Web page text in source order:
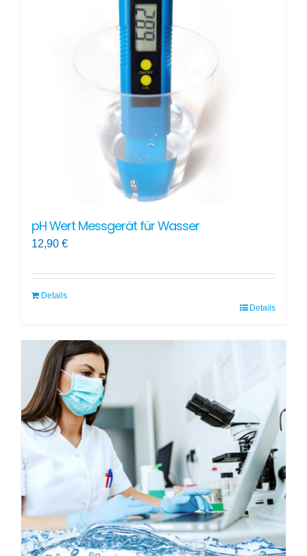
pH Wert Messgerät für Wasser
12,90 €
Details
Details